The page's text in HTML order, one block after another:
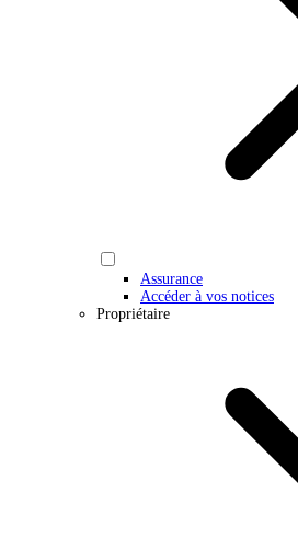
Assurance
Accéder à vos notices
Propriétaire